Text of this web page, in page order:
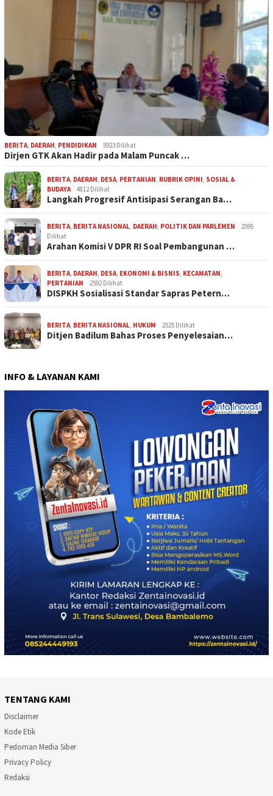
BERITA, DAERAH, PENDIDIKAN 5923 Dilihat
Dirjen GTK Akan Hadir pada Malam Puncak …
BERITA, DAERAH, DESA, PERTANIAN, RUBRIK OPINI, SOSIAL &
BUDAYA
4812 Dilihat
Langkah Progresif Antisipasi Serangan Ba…
BERITA, BERITA NASIONAL, DAERAH, POLITIK DAN PARLEMEN
2595
Dilihat
Arahan Komisi V DPR RI Soal Pembangunan …
BERITA, DAERAH, DESA, EKONOMI & BISNIS, KECAMATAN,
PERTANIAN
2592 Dilihat
DISPKH Sosialisasi Standar Sapras Petern…
BERITA, BERITA NASIONAL, HUKUM 2525 Dilihat
Ditjen Badilum Bahas Proses Penyelesaian…
INFO & LAYANAN KAMI
TENTANG KAMI
Disclaimer
Kode Etik
Pedoman Media Siber
Privacy Policy
Redaksi